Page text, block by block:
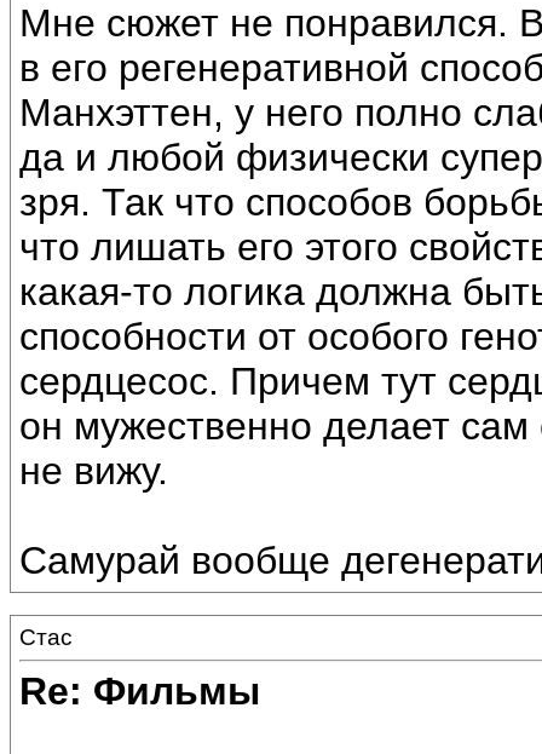
Мне сюжет не понравился.
в его регенеративной
Манхэттен, у него полно
да и любой физически
зря. Так что способов
что лишать его этого
какая-то логика должна
способности от особого
сердцесос. Причем тут
он мужественно делает
не вижу.
Самурай вообще
Стас
Re: Фильмы